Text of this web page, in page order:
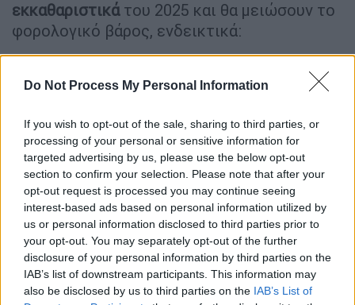
Do Not Process My Personal Information
If you wish to opt-out of the sale, sharing to third parties, or
processing of your personal or sensitive information for
targeted advertising by us, please use the below opt-out
section to confirm your selection. Please note that after your
opt-out request is processed you may continue seeing
interest-based ads based on personal information utilized by
us or personal information disclosed to third parties prior to
your opt-out. You may separately opt-out of the further
disclosure of your personal information by third parties on the
IAB’s list of downstream participants. This information may
also be disclosed by us to third parties on the IAB’s List of
εκκαθαριστικάτου 2025 και θα μειώσουν το
φορολογικό βάρος, ενδεικτικά:
θα δουν μείωση του φόρου εισοδήματος έως
δαπάνες έως 16.000 ευρώ.
2. Ελεύθεροι επαγγελματίες: Καταργείται το
τέλος επιτηδεύματος, μειώνοντας τον φόρο
κατά 325 ευρώ. Σε περιοχές με λιγότερους
από 1.500 κατοίκους, το τεκμαρτό εισόδημα
μειώνεται επιπλέον κατά 50%.
3. Εργαζόμενοι με «μπλοκάκι»: Όφελος 400-
500 ευρώ λόγω της κατάργησης του τέλους